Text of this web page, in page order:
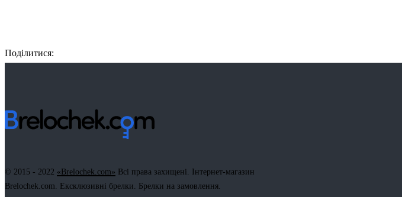
Поділитися:
FacebookTwitter Email LinkedInCopy
© 2015 - 2022 «Brelochek.com» Всі права захищені. Інтернет-магазин
Brelochek.com. Ексклюзивні брелки. Брелки на замовлення.